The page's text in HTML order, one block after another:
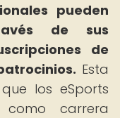
pueden
de sus
de
Esta
los eSports
carrera